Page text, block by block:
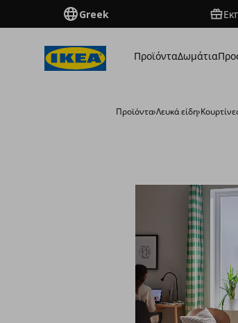
Greek
ΠροϊόνταΔωμάτια
Προϊόντα›Λευκά είδη›